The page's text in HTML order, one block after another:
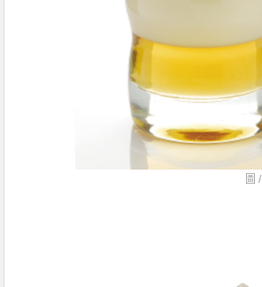
圖 /